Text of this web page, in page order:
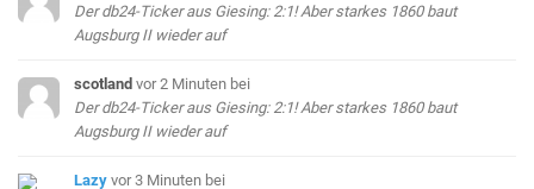
Der db24-Ticker aus Giesing: 2:1! Aber starkes 1860 baut
Augsburg II wieder auf
scotland vor 2 Minuten bei
Der db24-Ticker aus Giesing: 2:1! Aber starkes 1860 baut
Augsburg II wieder auf
Lazy vor 3 Minuten bei